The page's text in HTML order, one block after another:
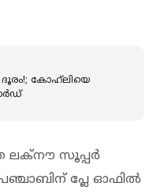
കോഹ്‌ലിയെ
ലക്‌നൗ സൂപ്പർ
പ്ലേ ഓഫിൽ